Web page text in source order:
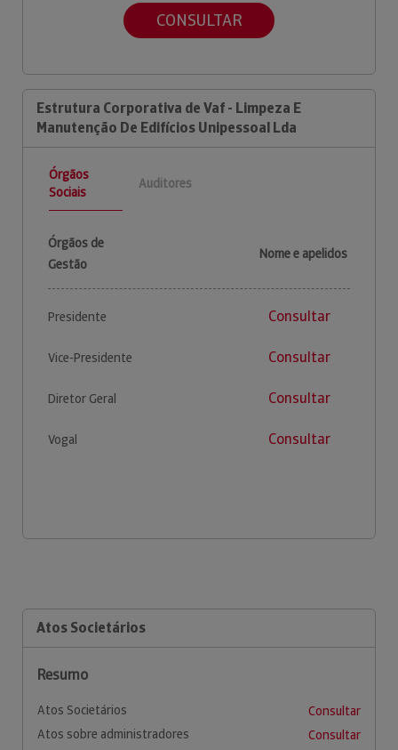
CONSULTAR
Estrutura Corporativa de Vaf - Limpeza E
Manutenção De Edifícios Unipessoal Lda
Órgãos
Sociais
Auditores
Órgãos de
Gestão
Nome e apelidos
Presidente Consultar
Vice-Presidente Consultar
Diretor Geral Consultar
Vogal Consultar
Atos Societários
Resumo
Atos Societários
Consultar
Atos sobre administradores
Consultar